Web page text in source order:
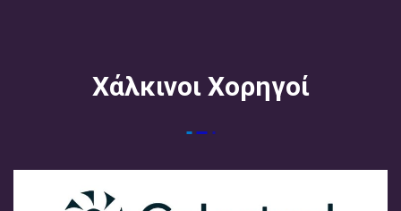
Χάλκινοι Χορηγοί